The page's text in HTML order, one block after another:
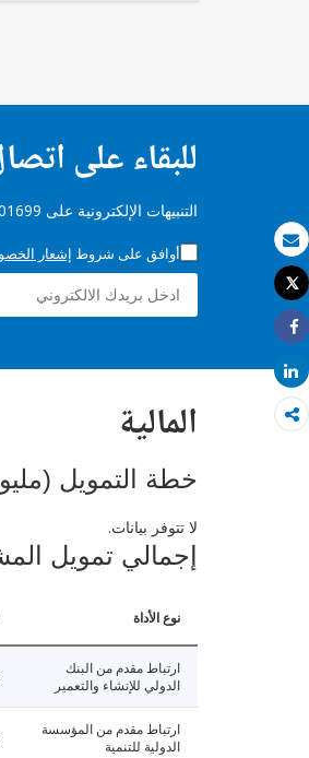
بريد الكتروني
طباعة
Tweet
Share
Share
للبقاء على
التنبيهات الإلكترونية على Project P001699
أوافق على شروط إشعار
المالية
خطة التمويل
لا تتوفر بيانات.
إجمالي تمويل
نوع الأداة
ارتباط مقدم من البنك
الدولي للإنشاء والتعمير
ارتباط مقدم من المؤسسة
الدولية للتنمية